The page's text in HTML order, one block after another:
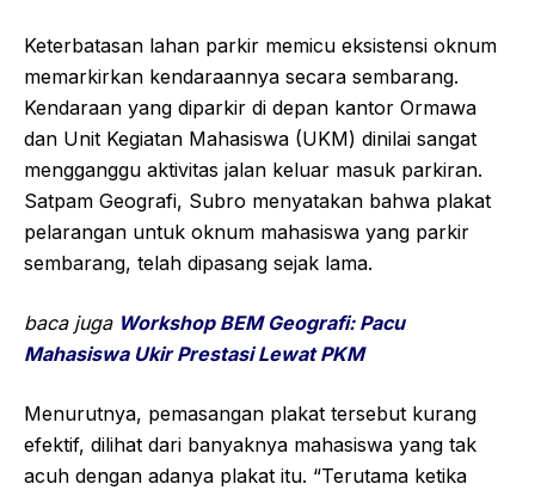
Keterbatasan lahan parkir memicu eksistensi oknum
memarkirkan kendaraannya secara sembarang.
Kendaraan yang diparkir di depan kantor Ormawa
dan Unit Kegiatan Mahasiswa (UKM) dinilai sangat
mengganggu aktivitas jalan keluar masuk parkiran.
Satpam Geografi, Subro menyatakan bahwa plakat
pelarangan untuk oknum mahasiswa yang parkir
sembarang, telah dipasang sejak lama.
baca juga Workshop BEM Geografi: Pacu
Mahasiswa Ukir Prestasi Lewat PKM
Menurutnya, pemasangan plakat tersebut kurang
efektif, dilihat dari banyaknya mahasiswa yang tak
acuh dengan adanya plakat itu. “Terutama ketika